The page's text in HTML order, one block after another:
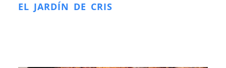
EL JARDÍN DE CRIS